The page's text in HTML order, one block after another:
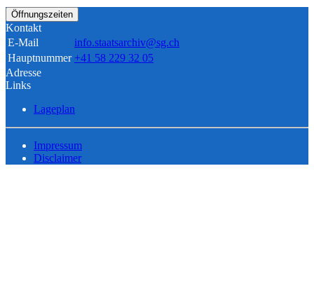
Öffnungszeiten
Kontakt
E-Mail
info.staatsarchiv@sg.ch
Hauptnummer +41 58 229 32 05
Adresse
Links
Lageplan
Impressum
Disclaimer